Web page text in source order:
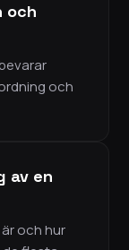
och
och
av en
och hur